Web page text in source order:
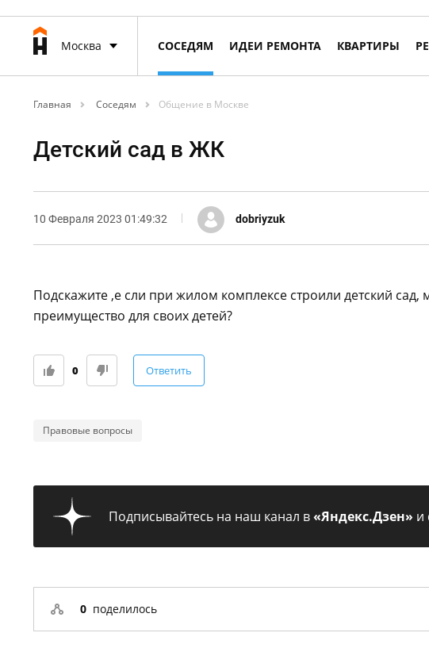
Москва СОСЕДЯМ ИДЕИ РЕМОНТА КВАРТИРЫ
Главная Соседям Общение в Москве
Детский сад в ЖК
10 Февраля 2023 01:49:32 dobriyzuk
Подскажите ,е сли при жилом комплексе строили детский
преимущество для своих детей?
0 Ответить
Правовые вопросы
Подписывайтесь на наш канал в«Яндекс.Дзен» и
0 поделилось